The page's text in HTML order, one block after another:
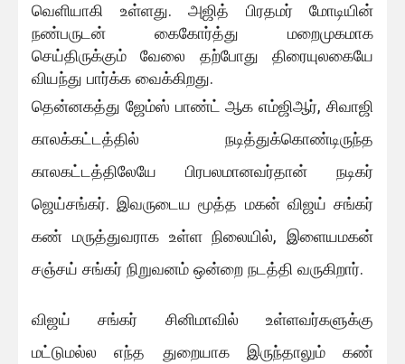
வெளியாகி உள்ளது. அஜித் பிரதமர் மோடியின்
நண்பருடன் கைகோர்த்து மறைமுகமாக
செய்திருக்கும் வேலை தற்போது திரையுலகையே
வியந்து பார்க்க வைக்கிறது.
தென்னகத்து ஜேம்ஸ் பாண்ட் ஆக எம்ஜிஆர், சிவாஜி
காலக்கட்டத்தில் நடித்துக்கொண்டிருந்த
காலகட்டத்திலேயே பிரபலமானவர்தான் நடிகர்
ஜெய்சங்கர். இவருடைய மூத்த மகன் விஜய் சங்கர்
கண் மருத்துவராக உள்ள நிலையில், இளையமகன்
சஞ்சய் சங்கர் நிறுவனம் ஒன்றை நடத்தி வருகிறார்.
விஜய் சங்கர் சினிமாவில் உள்ளவர்களுக்கு
மட்டுமல்ல எந்த துறையாக இருந்தாலும் கண்